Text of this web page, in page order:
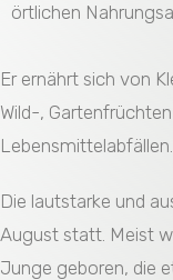
örtlichen
Er ernährt sich von
Wild-,
Lebensmittelabfällen.
Die lautstarke und
August statt. Meist
Junge geboren, die